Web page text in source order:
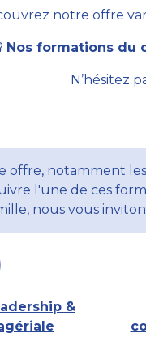
notre offre
Nos formations du
N’hésitez
offre, notamment
l'une de ces
nous vous
&